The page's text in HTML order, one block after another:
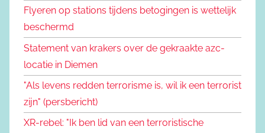
Flyeren op stations tijdens betogingen is wettelijk
beschermd
Statement van krakers over de gekraakte azc-
locatie in Diemen
"Als levens redden terrorisme is, wil ik een terrorist
zijn" (persbericht)
XR-rebel: "Ik ben lid van een terroristische